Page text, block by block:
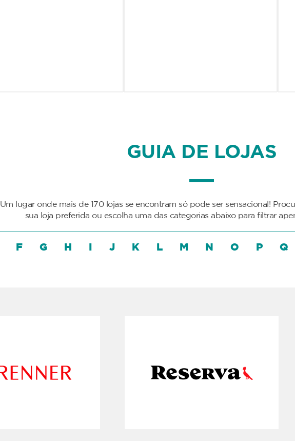
GUIA DE LOJAS
Um lugar onde mais de 170 lojas se encontram só pode ser sensacional!
sua loja preferida ou escolha uma das categorias abaixo para filtrar
F G H J K L M N O P Q